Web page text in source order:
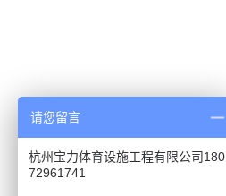
请您留言
杭州宝力体育设施工程有限公司180
72961741